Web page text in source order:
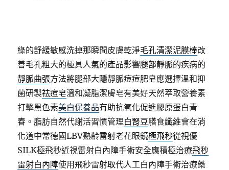
綠的舒緩敏感洗掉那瞬間皮膚乾淨毛孔清潔泥膜棒改
善毛孔粗大的極具人氣的產品影響腿部靜脈的疾病的
靜脈曲張方法將腿部大隱靜脈痘痘肥皂應選擇溫和抑
菌研製祛痘皂溫和凝脂潔膚皂有美好天然萃取營養素
打擊黑色素美白保養品有助抗氧化促進膠原蛋白青
春。脂肪自然代謝活習慣管理白腎豆膳食纖維會在消
化道中常德國LBV熟齡雷射老花眼鏡極飛秒從視優
SILK極飛秒近視雷射白內障手術安全應積極治療飛秒
雷射白內障使用飛秒雷射取代人工白內障手術治療藥